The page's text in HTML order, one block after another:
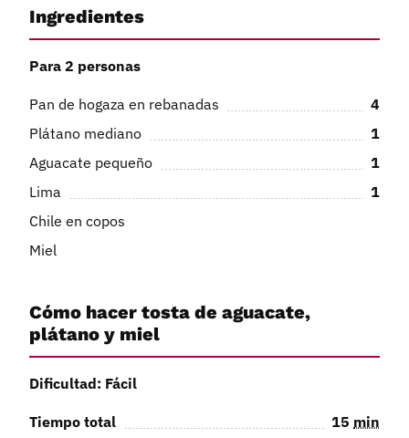
Ingredientes
Para 2 personas
Pan de hogaza en rebanadas
4
Plátano mediano
1
Aguacate pequeño
1
Lima
1
Chile en copos
Miel
Cómo hacer tosta de aguacate,
plátano y miel
Dificultad: Fácil
Tiempo total 15 min